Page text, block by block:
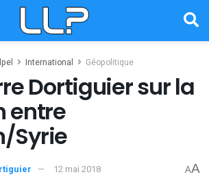
International Géopolitique
Dortiguier sur la
entre
Syrie
12 mai 2018 AA